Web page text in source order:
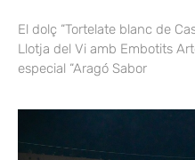
El dolç “Tortelate blanc de
Llotja del Vi amb Embotits
especial “Aragó Sabor